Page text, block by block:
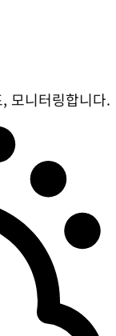
모니터링합니다.